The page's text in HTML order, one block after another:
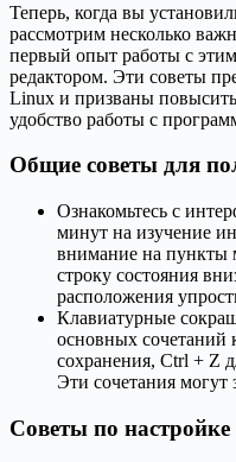
Теперь, когда вы
рассмотрим несколько
первый опыт работы с
редактором. Эти советы
Linux и призваны
удобство работы с
Общие советы для
Ознакомьтесь с
минут на изучение
внимание на пункты
строку состояния
расположения
Клавиатурные
основных
сохранения, Ctrl + Z
Эти сочетания могут
Советы по